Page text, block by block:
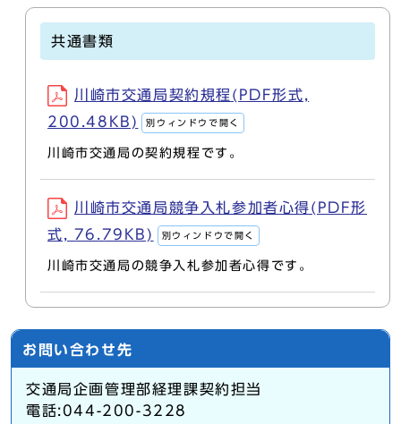
共通書類
川崎市交通局契約規程(PDF形式,
200.48KB)
別ウィンドウで開く
川崎市交通局の契約規程です。
川崎市交通局競争入札参加者心得(PDF形
式, 76.79KB)
別ウィンドウで開く
川崎市交通局の競争入札参加者心得です。
お問い合わせ先
交通局企画管理部経理課契約担当
電話:044-200-3228